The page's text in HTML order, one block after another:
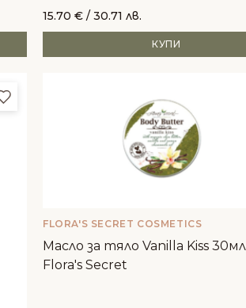
кожа - 30мл
15.70 € / 30.71 лв.
КУПИ
Добави в любими
FLORA'S SECRET COSMETICS
Масло за тяло Vanilla Kiss
Flora's Secret